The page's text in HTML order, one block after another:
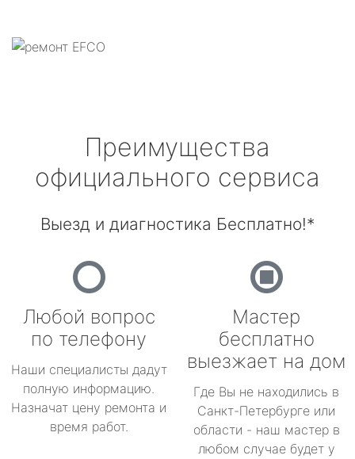
Преимущества
официального сервиса
Выезд и диагностика Бесплатно!*
Любой вопрос
по телефону
Наши специалисты дадут
полную информацию.
Назначат цену ремонта и
время работ.
Мастер
бесплатно
выезжает на дом
Где Вы не находились в
Санкт-Петербурге или
области - наш мастер в
любом случае будет у